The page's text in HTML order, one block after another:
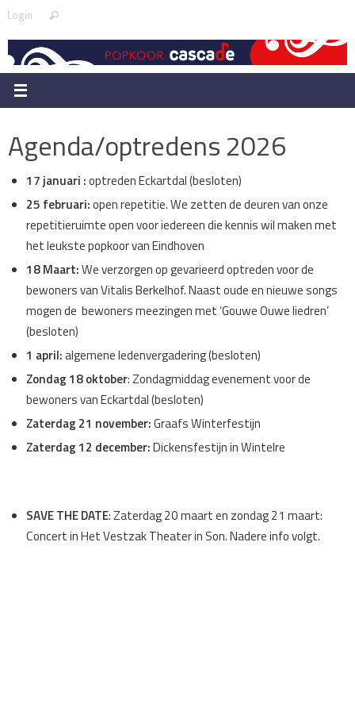
Skip
content
Login Search
Agenda/optredens 2026
17 januari :optreden Eckartdal (besloten)
25 februari:open repetitie. We zetten de deuren van onze
repetitieruimte open voor iedereen die kennis wil maken met
het leukste popkoor van Eindhoven
18 Maart:We verzorgen op gevarieerd optreden voor de
bewoners van Vitalis Berkelhof. Naast oude en nieuwe songs
mogen de bewoners meezingen met ‘Gouwe Ouwe liedren’
(besloten)
1 april:algemene ledenvergadering (besloten)
Zondag 18 oktober: Zondagmiddag evenement voor de
bewoners van Eckartdal (besloten)
Zaterdag 21 november:Graafs Winterfestijn
Zaterdag 12 december:Dickensfestijn in Wintelre
SAVE THE DATE: Zaterdag 20 maart en zondag 21 maart:
Concert in Het Vestzak Theater in Son. Nadere info volgt.